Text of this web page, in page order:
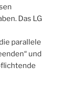
Das LG
parallele
und